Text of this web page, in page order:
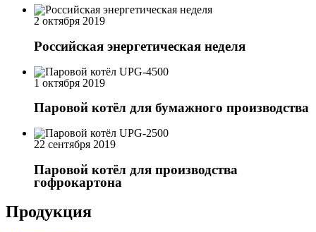
2 октября 2019
Российская энергетическая неделя
1 октября 2019
Паровой котёл для бумажного производства
22 сентября 2019
Паровой котёл для производства
гофрокартона
Продукция